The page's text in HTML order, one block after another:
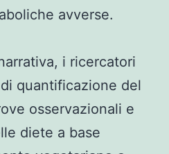
avverse.
i ricercatori
quantificazione del
osservazionali e
diete a base